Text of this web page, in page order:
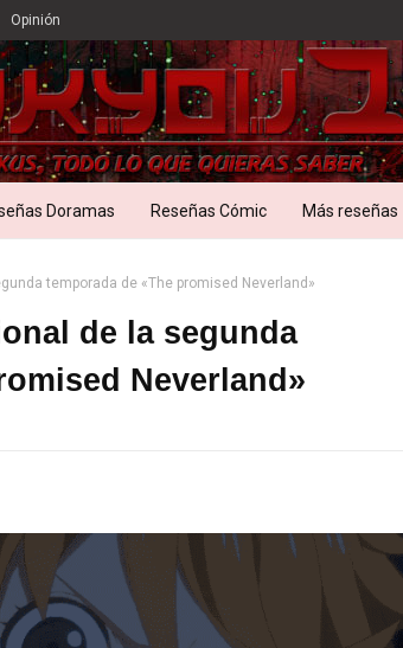
Opinión
Doramas Reseñas Cómic Más reseñas
temporada de «The promised Neverland»
de la segunda
Neverland»